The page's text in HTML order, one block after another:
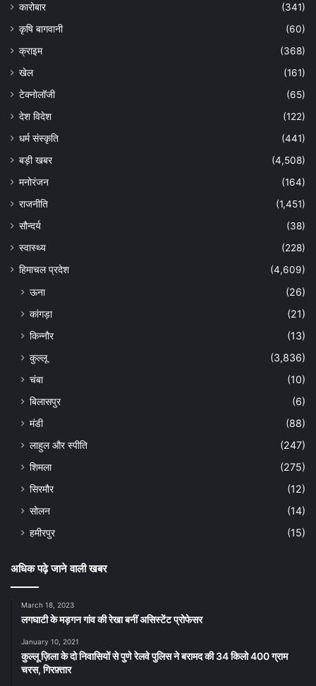
कारोबार
(341)
कृषि बागवानी
(60)
क्राइम
(368)
खेल
(161)
टेक्नोलॉजी
(65)
देश विदेश
(122)
धर्म संस्कृति
(441)
बड़ी खबर
(4,508)
मनोरंजन
(164)
राजनीति
(1,451)
सौन्दर्य
(38)
स्वास्थ्य
(228)
हिमाचल प्रदेश
(4,609)
ऊना
(26)
कांगड़ा
(21)
किन्नौर
(13)
कुल्लू
(3,836)
चंबा
(10)
बिलासपुर
(6)
मंडी
(88)
लाहुल और स्पीति
(247)
शिमला
(275)
सिरमौर
(12)
सोलन
(14)
हमीरपुर
(15)
अधिक पढ़े जाने वाली खबर
March 18, 2023
लगघाटी के मड़गन गांव की रेखा बनीं असिस्टेंट प्रोफेसर
January 10, 2021
कुल्लू ज़िला के दो निवासियों से पुणे रेलवे पुलिस ने बरामद की 34 किलो 400 ग्राम
चरस, गिरफ़्तार